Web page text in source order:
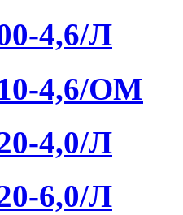
4,6/Л
4,6/ОМ
4,0/Л
6,0/Л